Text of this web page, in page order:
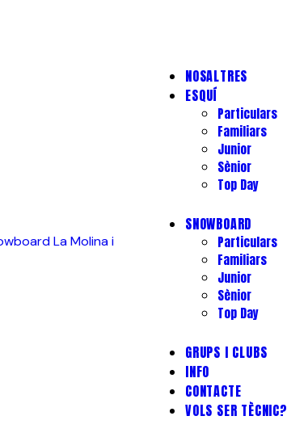
NOSALTRES
ESQUÍ
Particulars
Familiars
Junior
Sènior
Top Day
SNOWBOARD
Particulars
Familiars
Junior
Sènior
Top Day
GRUPS I CLUBS
INFO
CONTACTE
VOLS SER TÈCNIC?